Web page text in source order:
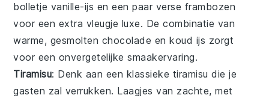
bolletje vanille-ijs en een paar verse frambozen
voor een extra vleugje luxe. De combinatie van
warme, gesmolten chocolade en koud ijs zorgt
voor een onvergetelijke smaakervaring.
Tiramisu: Denk aan een klassieke tiramisu die je
gasten zal verrukken. Laagjes van zachte, met